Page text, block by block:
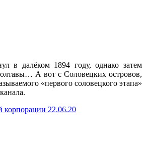
в далёком 1894 году, однако затем
А вот с Соловецких островов,
«первого соловецкого этапа»
корпорации 22.06.20